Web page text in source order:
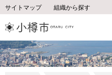
サイトマップ 組織から探す